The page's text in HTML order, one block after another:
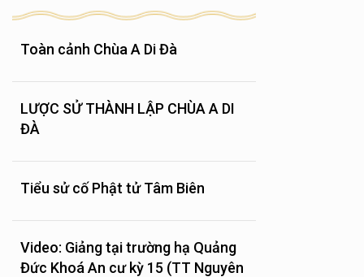
Toàn cảnh Chùa A Di Đà
LƯỢC SỬ THÀNH LẬP CHÙA A DI
ĐÀ
Tiểu sử cố Phật tử Tâm Biên
Video: Giảng tại trường hạ Quảng
Đức Khoá An cư kỳ 15 (TT Nguyên